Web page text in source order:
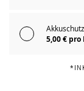
Akkuschutz
5,00 €